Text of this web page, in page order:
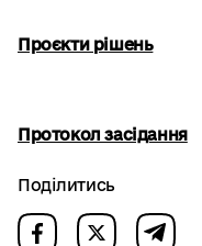
Проєкти рішень
Протокол засідання
Поділитись